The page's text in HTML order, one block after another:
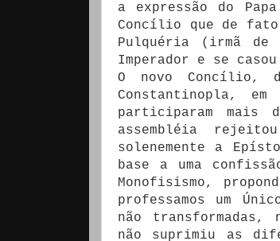
a expressão do
Concílio que de
Pulquéria (irmã
Imperador e se
O novo Concílio,
Constantinopla,
participaram mais
assembléia
solenemente a
base a uma
Monofisismo,
professamos um
não
não suprimiu as